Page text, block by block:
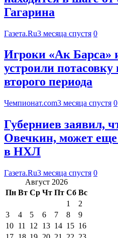
Гагарина
Газета.Ru3 месяца спустя 0
Игроки «Ак Барса»
устроили
второго периода
Чемпионат.com3 месяца спустя 0
Губерниев заявил,
Овечкин, может еще
в НХЛ
Газета.Ru3 месяца спустя 0
Август 2026
Пн Вт Ср Чт Пт Сб Вс
1
2
3
4 5 6 7 8
9
10 11 12 13 14 15 16